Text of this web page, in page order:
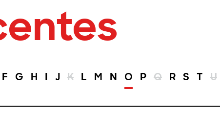
F G H I J K L M N O P Q R S T U